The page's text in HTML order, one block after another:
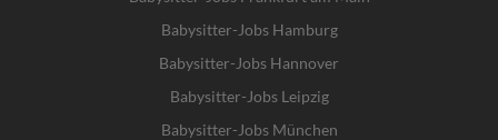
Babysitter-Jobs Hamburg
Babysitter-Jobs Hannover
Babysitter-Jobs Leipzig
Babysitter-Jobs München